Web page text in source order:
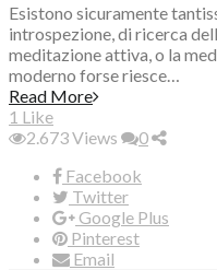
Esistono sicuramente
introspezione, di ricerca
meditazione attiva, o la
moderno forse riesce…
Read More
1 Like
2.673Views
0
Facebook
Twitter
Google Plus
Pinterest
Email